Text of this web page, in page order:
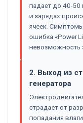
падает до 40-50
и зарядах
ячеек.
ошибка «Power
невозможность
2. Выход из
генератора
страдает от
попадания